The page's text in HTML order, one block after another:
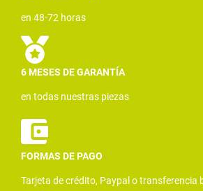
en 48-72 horas
6 MESES DE GARANTÍA
en todas nuestras piezas
FORMAS DE PAGO
Tarjeta de crédito, Paypal o transferencia